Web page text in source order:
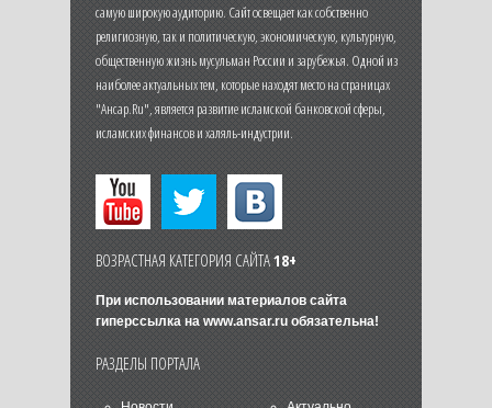
самую широкую аудиторию. Сайт освещает как собственно
религиозную, так и политическую, экономическую, культурную,
общественную жизнь мусульман России и зарубежья. Одной из
наиболее актуальных тем, которые находят место на страницах
"Ансар.Ru", является развитие исламской банковской сферы,
исламских финансов и халяль-индустрии.
ВОЗРАСТНАЯ КАТЕГОРИЯ САЙТА18+
При использовании материалов сайта
гиперссылка на www.ansar.ruобязательна!
РАЗДЕЛЫ ПОРТАЛА